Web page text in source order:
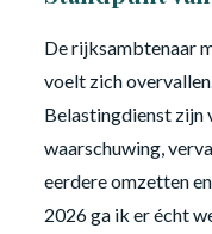
De rijksambtenaar
voelt zich
Belastingdienst zijn
waarschuwing,
eerdere omzetten
2026 ga ik er écht